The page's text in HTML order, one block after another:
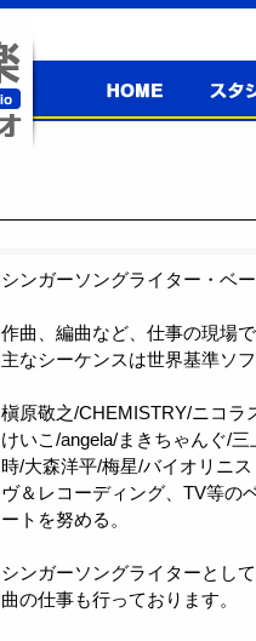
シンガーソングライター・ベ
作曲、編曲など、仕事の現場
主なシーケンスは世界基準ソ
槇原敬之/CHEMISTRY/ニコラ
けいこ/angela/まきちゃんぐ/
時/大森洋平/梅星/バイオリニ
ヴ＆レコーディング、TV等の
ートを努める。
シンガーソングライターとし
曲の仕事も行っております。